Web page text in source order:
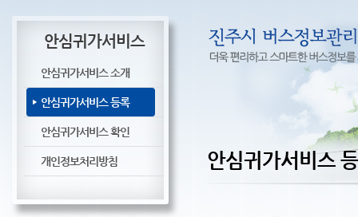
안심귀가서비스
안심귀가서비스 소개
안심귀가서비스 등록
안심귀가서비스 확인
개인정보처리방침 안심귀가서비스